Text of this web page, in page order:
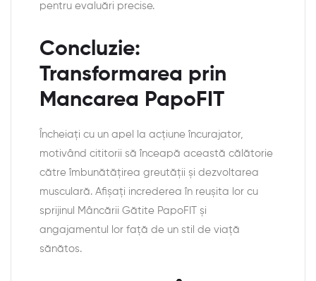
pentru evaluări precise.
Concluzie:
Transformarea prin
Mancarea PapoFIT
Încheiați cu un apel la acțiune încurajator,
motivând cititorii să înceapă această călătorie
către îmbunătățirea greutății și dezvoltarea
musculară. Afișați increderea în reușita lor cu
sprijinul Mâncării Gătite PapoFIT și
angajamentul lor față de un stil de viață
sănătos.